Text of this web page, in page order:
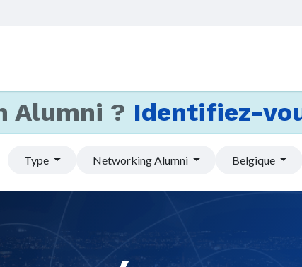
Alumni ? Identifiez-
Type Networking Alumni Belgique